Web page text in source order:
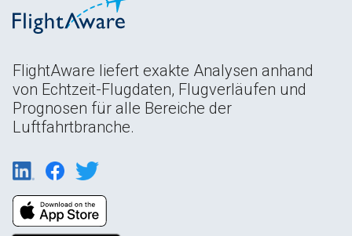
FlightAware liefert exakte Analysen anhand
von Echtzeit-Flugdaten, Flugverläufen und
Prognosen für alle Bereiche der
Luftfahrtbranche.